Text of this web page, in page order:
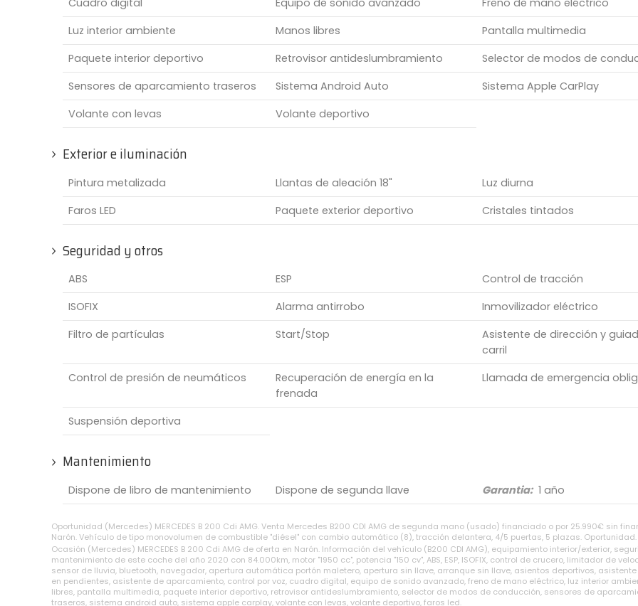
Luz interior ambiente
Manos libres
Pantalla multimedia
Paquete interior deportivo
Retrovisor antideslumbramiento
Selector de modos de
Sensores de aparcamiento traseros
Sistema Android Auto
Sistema Apple CarPlay
Volante con levas
Volante deportivo
Exterior e iluminación
Pintura metalizada Llantas de aleación 18"
Luz diurna
Faros LED
Paquete exterior deportivo Cristales tintados
Seguridad y otros
ABS ESP
Control de tracción
ISOFIX
Alarma antirrobo
Inmovilizador eléctrico
Filtro de partículas
Start/Stop
Asistente de dirección y
carril
Control de presión de neumáticos
Recuperación de energía en la
frenada
Llamada de emergencia
Suspensión deportiva
Mantenimiento
Dispone de libro de mantenimiento Dispone de segunda llave Garantia: 1 año
Oportunidad (Mercedes) MERCEDES B 200 Cdi AMG. Venta Mercedes B200 CDI AMG de segunda mano (usado) financiado o por 25.990€ sin
Narón. Vehículo de tipo monovolumen de combustible "diésel" con cambio automático (8), tracción delantera, 4/5 puertas, 5 plazas. Oportunidad.
Ocasión (Mercedes) MERCEDES B 200 Cdi AMG de oferta en Narón. Información del vehículo (B200 CDI AMG), equipamiento interior/exterior,
mantenimiento de este coche del año 2020 con 84.000km, motor "1950 cc", potencia "150 cv", ABS, ESP, ISOFIX, control de crucero, limitador de
sensor de lluvia, bluetooth, navegador, apertura automática portón maletero, apertura sin llave, arranque sin llave, asientos deportivos,
en pendientes, asistente de aparcamiento, control por voz, cuadro digital, equipo de sonido avanzado, freno de mano eléctrico, luz interior
libres, pantalla multimedia, paquete interior deportivo, retrovisor antideslumbramiento, selector de modos de conducción, sensores de
traseros, sistema android auto, sistema apple carplay, volante con levas, volante deportivo, faros led.